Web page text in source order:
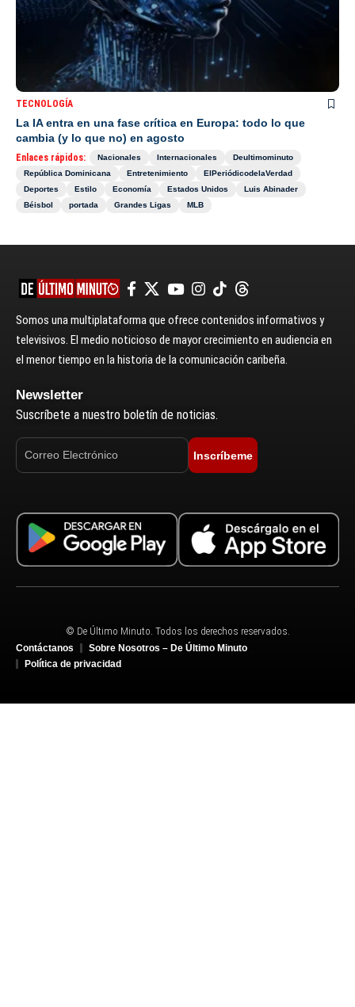
TECNOLOGÍA
La IA entra en una fase crítica en Europa: todo lo que
cambia (y lo que no) en agosto
Enlaces rápidos: Nacionales Internacionales
Deultimominuto
República Dominicana
Entretenimiento
ElPeriódicodelaVerdad
Deportes
Estilo Economía Estados Unidos
Luis Abinader
Béisbol
portada Grandes Ligas MLB
Somos una multiplataforma que ofrece contenidos informativos y
televisivos. El medio noticioso de mayor crecimiento en audiencia en
el menor tiempo en la historia de la comunicación caribeña.
Newsletter
Suscríbete a nuestro boletín de noticias.
Inscríbeme
© De Último Minuto. Todos los derechos reservados.
Contáctanos
Sobre Nosotros – De Último Minuto
Política de privacidad